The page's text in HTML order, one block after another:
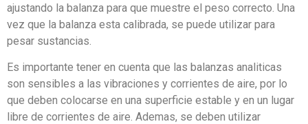
ajustando la balanza para que muestre el peso correcto. Una
vez que la balanza esta calibrada, se puede utilizar para
pesar sustancias.
Es importante tener en cuenta que las balanzas analiticas
son sensibles a las vibraciones y corrientes de aire, por lo
que deben colocarse en una superficie estable y en un lugar
libre de corrientes de aire. Ademas, se deben utilizar